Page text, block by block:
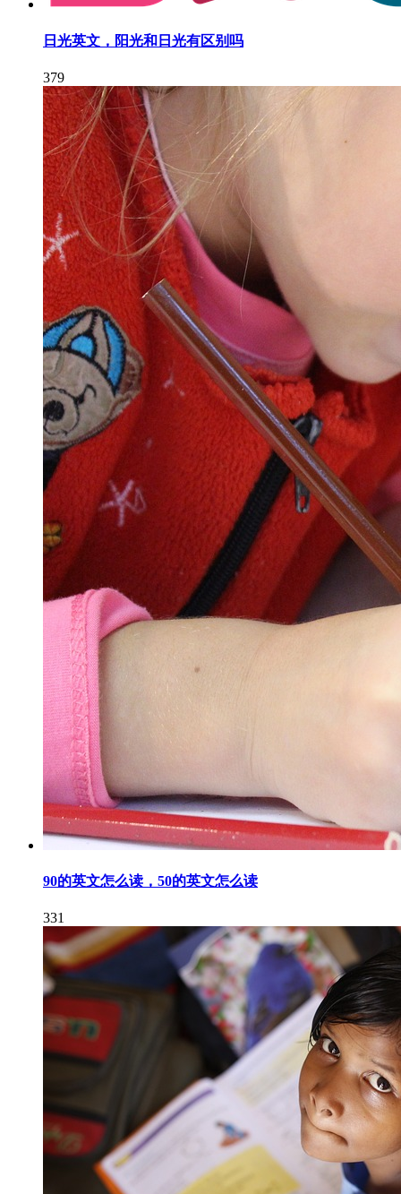
日光英文，阳光和日光有区别吗
379
90的英文怎么读，50的英文怎么读
331